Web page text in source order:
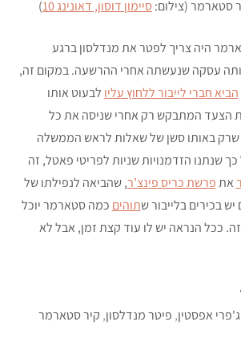
סטארמר (צילום:סיימון דוסון, דאונינג 10 )
היה צריך לפטר את מנדלסון ברגע
עסקה שנעשתה אחרי ההרשעה. במקום זה,
הביא חברי לייבור ללחוץ עליו לבעוט אותו
הצעד המתבקש רק אחרי שניסה את כל
באותו סשן של שאלות לראש הממשלה
שנתנו הזדמנויות שניות לפריטי פאטל, זה
אתפרשת כריס פינצ’ר, שהביאה לנפילתו של
יש בכירים בלייבור שתוהים כמה סטארמר יוכל
ככל הנראה יש לו עוד קצת זמן, אבל לא
ג'פרי אפסטין, פיטר מנדלסון, קיר סטארמר